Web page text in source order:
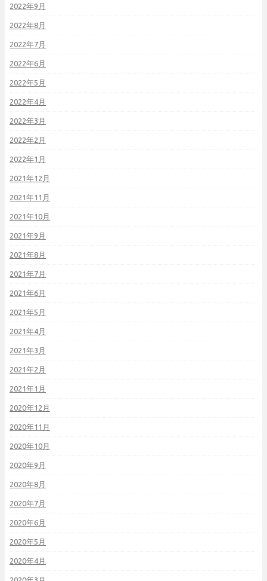
2022年9月
2022年8月
2022年7月
2022年6月
2022年5月
2022年4月
2022年3月
2022年2月
2022年1月
2021年12月
2021年11月
2021年10月
2021年9月
2021年8月
2021年7月
2021年6月
2021年5月
2021年4月
2021年3月
2021年2月
2021年1月
2020年12月
2020年11月
2020年10月
2020年9月
2020年8月
2020年7月
2020年6月
2020年5月
2020年4月